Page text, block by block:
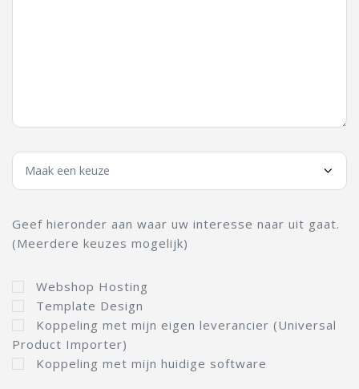
Geef hieronder aan waar uw interesse naar uit gaat.
(Meerdere keuzes mogelijk)
Webshop Hosting
Template Design
Koppeling met mijn eigen leverancier (Universal
Product Importer)
Koppeling met mijn huidige software